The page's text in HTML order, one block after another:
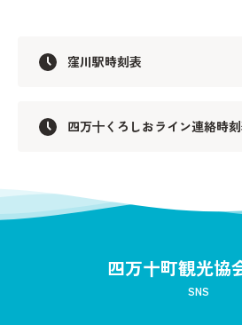
窪川駅時刻表
四万⼗くろしおライン連絡時
四万十町観光協
SNS